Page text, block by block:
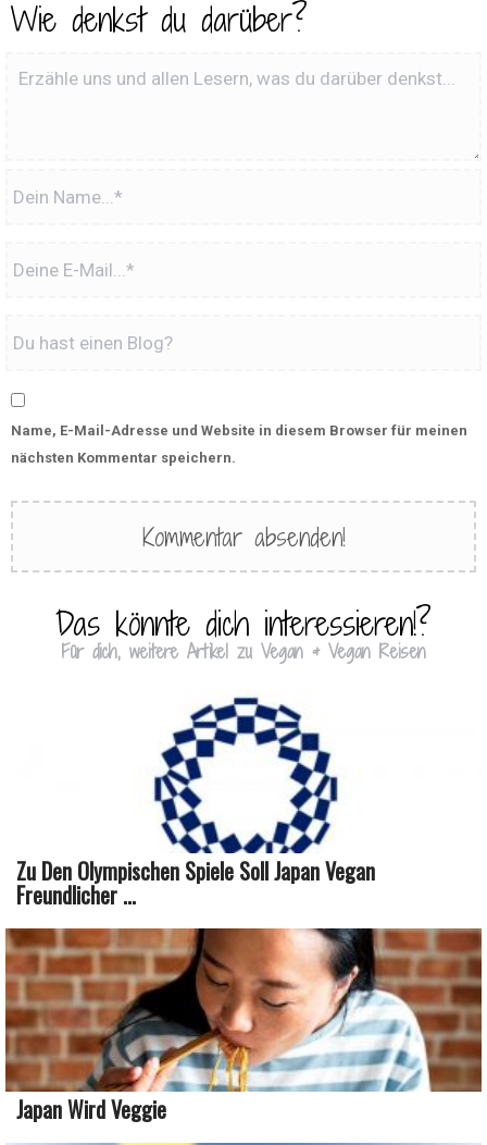
Wie denkst du darüber?
Name, E-Mail-Adresse und Website in diesem Browser für meinen
nächsten Kommentar speichern.
Das könnte dich interessieren!?
Für dich, weitere Artikel zu Vegan & Vegan Reisen
Zu Den Olympischen Spiele Soll Japan Vegan
Freundlicher ...
Japan Wird Veggie